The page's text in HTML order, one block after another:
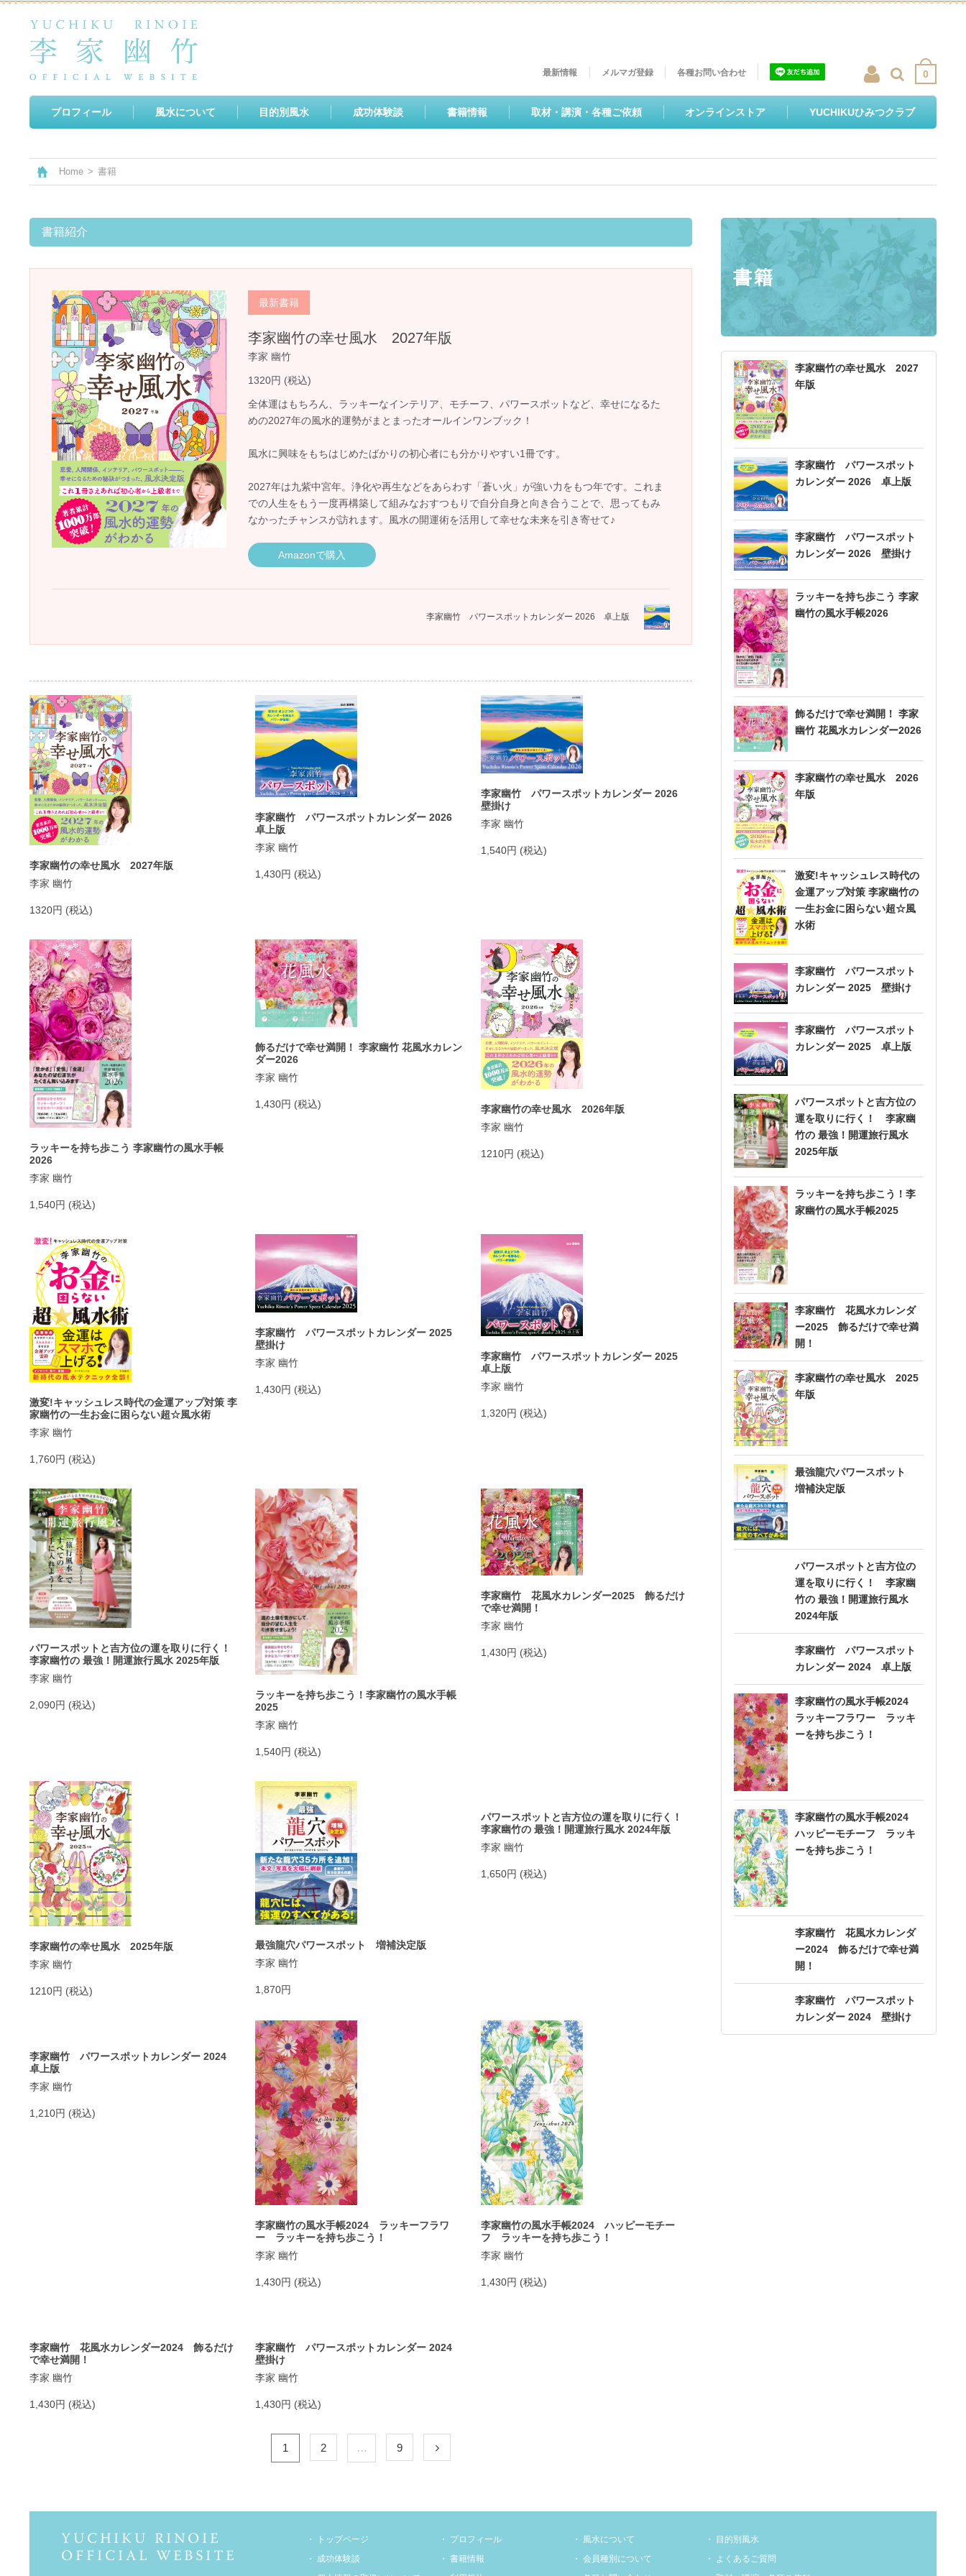
0
プロフィール 風水について 目的別風水 成功体験談 書籍情報 取材・講演・各種ご依頼 オンラインストア YUCHIKUひみつクラブ
最新情報 メルマガ登録 各種お問い合わせ
Home > 書籍
書籍紹介
最新書籍
李家幽竹の幸せ風水 2027年版
李家 幽竹
1320円 (税込)
全体運はもちろん、ラッキーなインテリア、モチーフ、パワースポットなど、幸せになるた
めの2027年の風水的運勢がまとまったオールインワンブック！
風水に興味をもちはじめたばかりの初心者にも分かりやすい1冊です。
2027年は九紫中宮年。浄化や再生などをあらわす「蒼い火」が強い力をもつ年です。これま
での人生をもう一度再構築して組みなおすつもりで自分自身と向き合うことで、思ってもみ
なかったチャンスが訪れます。風水の開運術を活用して幸せな未来を引き寄せて♪
Amazonで購入
李家幽竹 パワースポットカレンダー 2026 卓上版
李家幽竹の幸せ風水 2027年版
李家 幽竹
1320円 (税込)
李家幽竹 パワースポットカレンダー 2026
卓上版
李家 幽竹
1,430円 (税込)
李家幽竹 パワースポットカレンダー 2026
壁掛け
李家 幽竹
1,540円 (税込)
ラッキーを持ち歩こう 李家幽竹の風水手帳
2026
李家 幽竹
1,540円 (税込)
飾るだけで幸せ満開！ 李家幽竹 花風水カレン
ダー2026
李家 幽竹
1,430円 (税込)
李家幽竹の幸せ風水 2026年版
李家 幽竹
1210円 (税込)
激変!キャッシュレス時代の金運アップ対策 李
家幽竹の一生お金に困らない超☆風水術
李家 幽竹
1,760円 (税込)
李家幽竹 パワースポットカレンダー 2025
壁掛け
李家 幽竹
1,430円 (税込)
李家幽竹 パワースポットカレンダー 2025
卓上版
李家 幽竹
1,320円 (税込)
パワースポットと吉方位の運を取りに行く！
李家幽竹の 最強！開運旅行風水 2025年版
李家 幽竹
2,090円 (税込)
ラッキーを持ち歩こう！李家幽竹の風水手帳
2025
李家 幽竹
1,540円 (税込)
李家幽竹 花風水カレンダー2025 飾るだけ
で幸せ満開！
李家 幽竹
1,430円 (税込)
李家幽竹の幸せ風水 2025年版
李家 幽竹
1210円 (税込)
最強龍穴パワースポット 増補決定版
李家 幽竹
1,870円
パワースポットと吉方位の運を取りに行く！
李家幽竹の 最強！開運旅行風水 2024年版
李家 幽竹
1,650円 (税込)
李家幽竹 パワースポットカレンダー 2024
卓上版
李家 幽竹
1,210円 (税込)
李家幽竹の風水手帳2024 ラッキーフラワ
ー ラッキーを持ち歩こう！
李家 幽竹
1,430円 (税込)
李家幽竹の風水手帳2024 ハッピーモチー
フ ラッキーを持ち歩こう！
李家 幽竹
1,430円 (税込)
李家幽竹 花風水カレンダー2024 飾るだけ
で幸せ満開！
李家 幽竹
1,430円 (税込)
李家幽竹 パワースポットカレンダー 2024
壁掛け
李家 幽竹
1,430円 (税込)
1 2 … 9
書籍
李家幽竹の幸せ風水 2027
年版
李家幽竹 パワースポット
カレンダー 2026 卓上版
李家幽竹 パワースポット
カレンダー 2026 壁掛け
ラッキーを持ち歩こう 李家
幽竹の風水手帳2026
飾るだけで幸せ満開！ 李家
幽竹 花風水カレンダー2026
李家幽竹の幸せ風水 2026
年版
激変!キャッシュレス時代の
金運アップ対策 李家幽竹の
一生お金に困らない超☆風
水術
李家幽竹 パワースポット
カレンダー 2025 壁掛け
李家幽竹 パワースポット
カレンダー 2025 卓上版
パワースポットと吉方位の
運を取りに行く！ 李家幽
竹の 最強！開運旅行風水
2025年版
ラッキーを持ち歩こう！李
家幽竹の風水手帳2025
李家幽竹 花風水カレンダ
ー2025 飾るだけで幸せ満
開！
李家幽竹の幸せ風水 2025
年版
最強龍穴パワースポット
増補決定版
パワースポットと吉方位の
運を取りに行く！ 李家幽
竹の 最強！開運旅行風水
2024年版
李家幽竹 パワースポット
カレンダー 2024 卓上版
李家幽竹の風水手帳2024
ラッキーフラワー ラッキ
ーを持ち歩こう！
李家幽竹の風水手帳2024
ハッピーモチーフ ラッキ
ーを持ち歩こう！
李家幽竹 花風水カレンダ
ー2024 飾るだけで幸せ満
開！
李家幽竹 パワースポット
カレンダー 2024 壁掛け
トップページ プロフィール 風水について
目的別風水
成功体験談
書籍情報 会員種別について
よくあるご質問